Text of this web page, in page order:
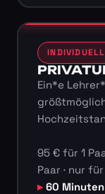
Ein*e
95 € für 1
Paar · nur
60 Minuten